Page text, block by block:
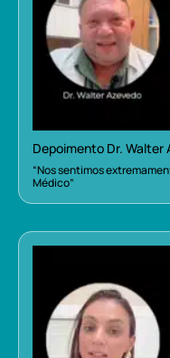
Depoimento Dr. Walter
“Nos sentimos
Médico”